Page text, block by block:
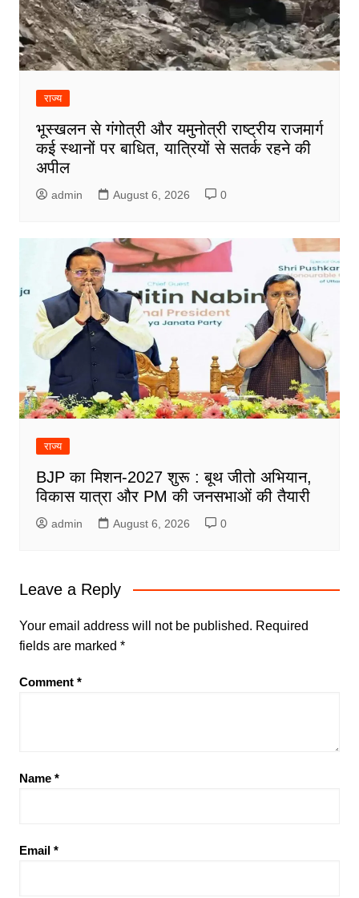
राज्य
भूस्खलन से गंगोत्री और यमुनोत्री राष्ट्रीय राजमार्ग
कई स्थानों पर बाधित, यात्रियों से सतर्क रहने की
अपील
admin August 6, 2026 0
राज्य
BJP का मिशन-2027 शुरू : बूथ जीतो अभियान,
विकास यात्रा और PM की जनसभाओं की तैयारी
admin August 6, 2026 0
Leave a Reply
Your email address will not be published. Required
fields are marked *
Comment *
Name *
Email *